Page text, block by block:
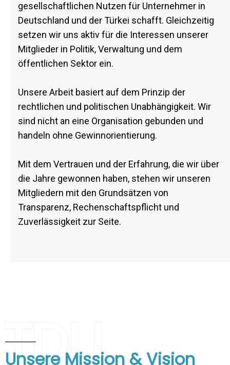
gesellschaftlichen Nutzen für Unternehmer in
Deutschland und der Türkei schafft. Gleichzeitig
setzen wir uns aktiv für die Interessen unserer
Mitglieder in Politik, Verwaltung und dem
öffentlichen Sektor ein.
Unsere Arbeit basiert auf dem Prinzip der
rechtlichen und politischen Unabhängigkeit. Wir
sind nicht an eine Organisation gebunden und
handeln ohne Gewinnorientierung.
Mit dem Vertrauen und der Erfahrung, die wir über
die Jahre gewonnen haben, stehen wir unseren
Mitgliedern mit den Grundsätzen von
Transparenz, Rechenschaftspflicht und
Zuverlässigkeit zur Seite.
TDU
Unsere Mission & Vision